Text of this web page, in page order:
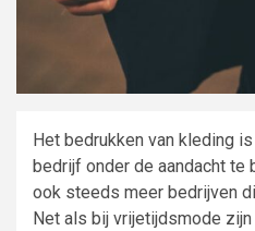
Het bedrukken van kleding
bedrijf onder de aandacht te
ook steeds meer bedrijven
Net als bij vrijetijdsmode